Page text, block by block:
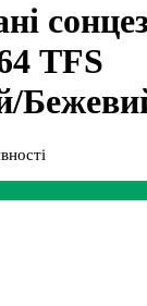
TFS